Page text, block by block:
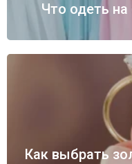
Что одеть на
Как выбрать